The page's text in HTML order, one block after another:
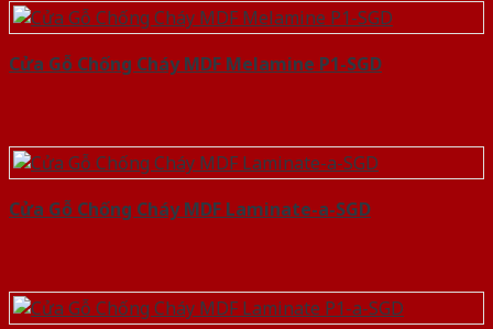
Cửa Gỗ Chống Cháy MDF Melamine P1-SGD
Cửa Gỗ Chống Cháy MDF Laminate-a-SGD